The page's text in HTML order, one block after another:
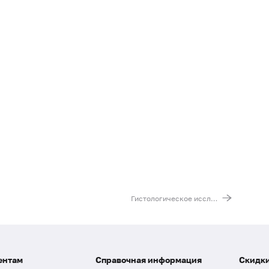
Гистологическое исследование нефробиоптата (включая EM-исследования)
Справочная информация